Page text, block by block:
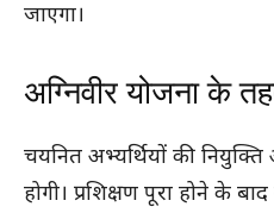
जाएगा।
अग्निवीर योजना के
चयनित अभ्यर्थियों की
होगी। प्रशिक्षण पूरा होने के